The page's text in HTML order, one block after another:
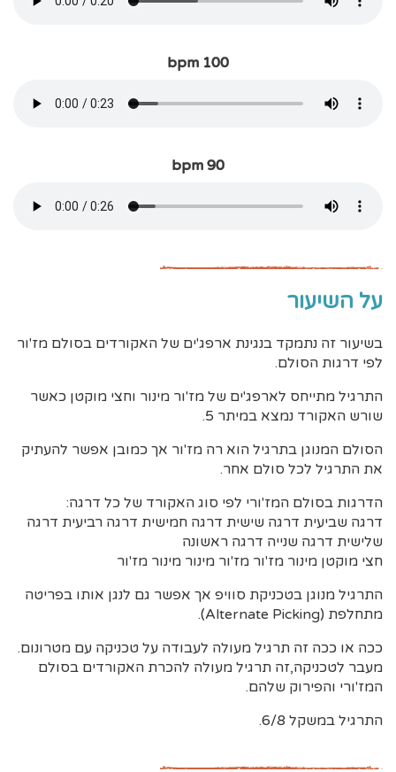
bpm 100
bpm 90
על השיעור
בשיעור זה נתמקד בנגינת ארפג'ים של האקורדים בסולם מז'ור
לפי דרגות הסולם.
התרגיל מתייחס לארפג'ים של מז'ור מינור וחצי מוקטן כאשר
שורש האקורד נמצא במיתר 5.
הסולם המנוגן בתרגיל הוא רה מז'ור אך כמובן אפשר להעתיק
את התרגיל לכל סולם אחר.
הדרגות בסולם המז'ורי לפי סוג האקורד של כל דרגה:
דרגה שביעית דרגה שישית דרגה חמישית דרגה רביעית דרגה
שלישית דרגה שנייה דרגה ראשונה
חצי מוקטן מינור מז'ור מז'ור מינור מינור מז'ור
התרגיל מנוגן בטכניקת סוויפ אך אפשר גם לנגן אותו בפריטה
מתחלפת (Alternate Picking).
ככה או ככה זה תרגיל מעולה לעבודה על טכניקה עם מטרונום.
מעבר לטכניקה,זה תרגיל מעולה להכרת האקורדים בסולם
המז'ורי והפירוק שלהם.
התרגיל במשקל 6/8.